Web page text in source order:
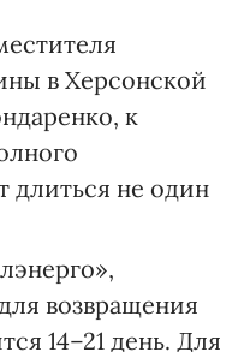
в Херсонской
к
длиться не один
возвращения
14–21 день. Для